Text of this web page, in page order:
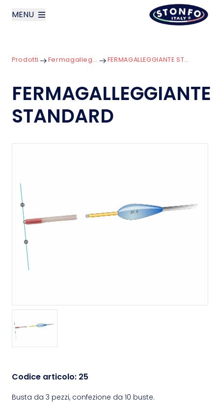
MENU
Prodotti
News
Prodotti Fermagalleggianti FERMAGALLEGGIANTE STANDARD
FERMAGALLEGGIANTE
STANDARD
Codice articolo: 25
Busta da 3 pezzi, confezione da 10 buste.